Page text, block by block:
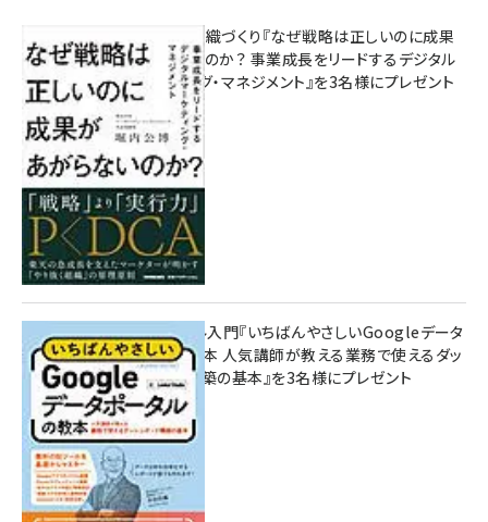
成果を生む組織づくり『なぜ戦略は正しいのに成果
があがらないのか？ 事業成長をリードするデジタル
マーケティング・マネジメント』を3名様にプレゼント
10:00
無料BIツール入門『いちばんやさしいGoogleデータ
ポータルの教本 人気講師が教える業務で使えるダッ
シュボード構築の基本』を3名様にプレゼント
7月31日 10:00